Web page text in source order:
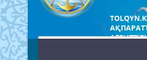
АГЕНТТІГІ